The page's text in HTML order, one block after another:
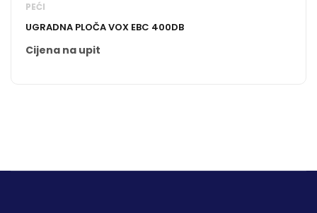
PEĆI
UGRADNA PLOČA VOX EBC 400DB
Cijena na upit